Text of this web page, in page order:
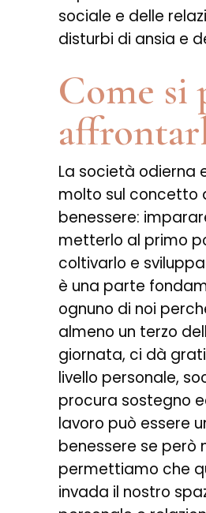
sociale e delle
disturbi di ansia e
Come si
La società odierna
molto sul concetto
benessere:
metterlo al primo
coltivarlo e
è una parte
ognuno di noi
almeno un terzo
giornata, ci dà
livello personale,
procura sostegno
lavoro può essere
benessere se però
permettiamo che
invada il nostro